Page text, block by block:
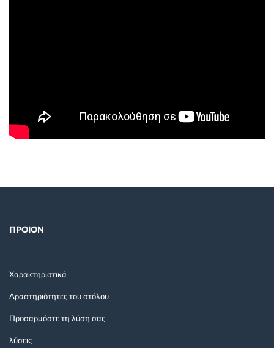
Υπολογιστής εξοικονόμησης
ΠΡΟΙΟΝ
Χαρακτηριστικά
Δραστηριότητες του στόλου
Προσαρμόστε τη λύση σας
λύσεις